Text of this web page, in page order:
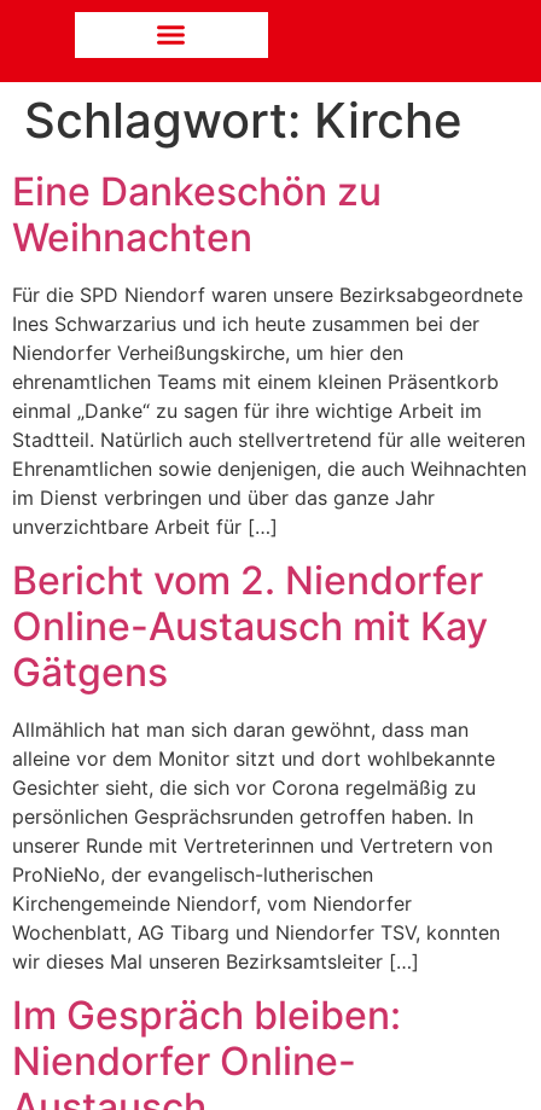
Schlagwort: Kirche
Eine Dankeschön zu
Weihnachten
Für die SPD Niendorf waren unsere Bezirksabgeordnete
Ines Schwarzarius und ich heute zusammen bei der
Niendorfer Verheißungskirche, um hier den
ehrenamtlichen Teams mit einem kleinen Präsentkorb
einmal „Danke“ zu sagen für ihre wichtige Arbeit im
Stadtteil. Natürlich auch stellvertretend für alle weiteren
Ehrenamtlichen sowie denjenigen, die auch Weihnachten
im Dienst verbringen und über das ganze Jahr
unverzichtbare Arbeit für […]
Bericht vom 2. Niendorfer
Online-Austausch mit Kay
Gätgens
Allmählich hat man sich daran gewöhnt, dass man
alleine vor dem Monitor sitzt und dort wohlbekannte
Gesichter sieht, die sich vor Corona regelmäßig zu
persönlichen Gesprächsrunden getroffen haben. In
unserer Runde mit Vertreterinnen und Vertretern von
ProNieNo, der evangelisch-lutherischen
Kirchengemeinde Niendorf, vom Niendorfer
Wochenblatt, AG Tibarg und Niendorfer TSV, konnten
wir dieses Mal unseren Bezirksamtsleiter […]
Im Gespräch bleiben:
Niendorfer Online-